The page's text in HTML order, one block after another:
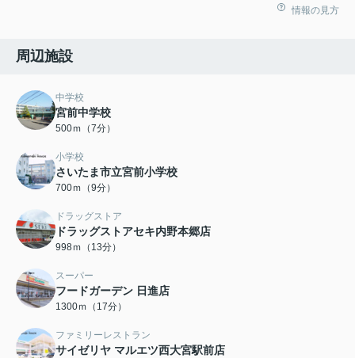
情報の見方
周辺施設
中学校
宮前中学校
500ｍ（7分）
小学校
さいたま市立宮前小学校
700ｍ（9分）
ドラッグストア
ドラッグストアセキ内野本郷店
998ｍ（13分）
スーパー
フードガーデン 日進店
1300ｍ（17分）
ファミリーレストラン
サイゼリヤ マルエツ西大宮駅前店